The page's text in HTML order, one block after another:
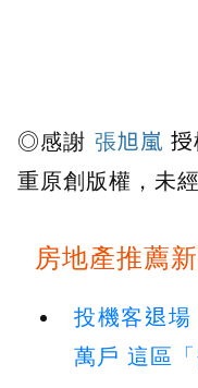
◎感謝 張旭嵐
重原創版權 ，未
房地產推薦
投機客退
萬戶 這區